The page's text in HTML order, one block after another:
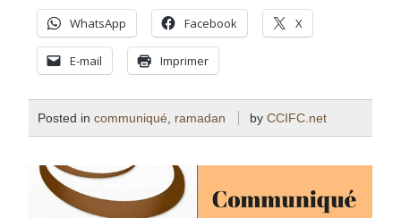
WhatsApp Facebook X
E-mail Imprimer
Posted incommuniqué ramadan by CCIFC.net